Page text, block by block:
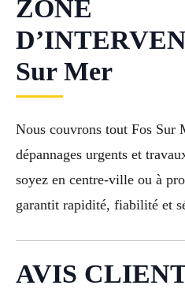
ZONE
Sur Mer
Nous couvrons tout Fos Sur
dépannages urgents et
soyez en centre-ville ou à
garantit rapidité, fiabilité et
AVIS